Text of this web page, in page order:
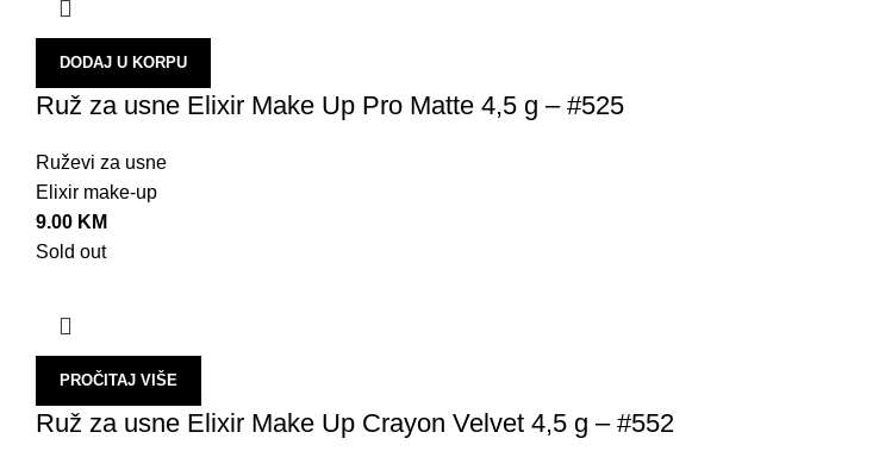
DODAJ U KORPU
Ruž za usne Elixir Make Up Pro Matte 4,5 g – #525
Ruževi za usne
Elixir make-up
9.00 KM
Sold out
PROČITAJ VIŠE
Ruž za usne Elixir Make Up Crayon Velvet 4,5 g – #552